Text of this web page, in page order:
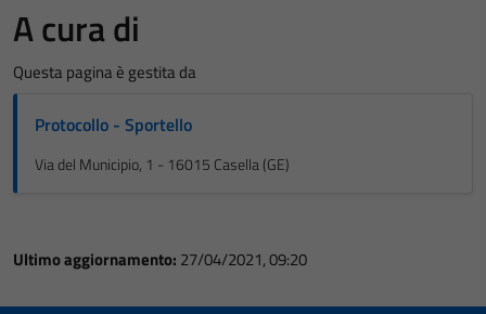
A cura di
Questa pagina è gestita da
Protocollo - Sportello
Via del Municipio, 1 - 16015 Casella (GE)
Ultimo aggiornamento: 27/04/2021, 09:20